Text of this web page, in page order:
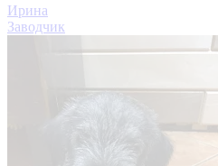
Ирина
Заводчик